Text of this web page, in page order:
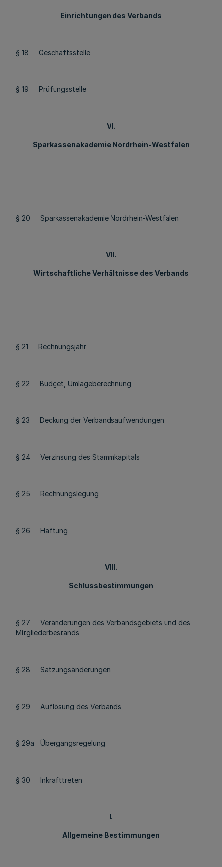
Einrichtungen des Verbands
§ 18 Geschäftsstelle
§ 19 Prüfungsstelle
VI.
Sparkassenakademie Nordrhein-Westfalen
§ 20 Sparkassenakademie Nordrhein-Westfalen
VII.
Wirtschaftliche Verhältnisse des Verbands
§ 21 Rechnungsjahr
§ 22 Budget, Umlageberechnung
§ 23 Deckung der Verbandsaufwendungen
§ 24 Verzinsung des Stammkapitals
§ 25 Rechnungslegung
§ 26 Haftung
VIII.
Schlussbestimmungen
§ 27 Veränderungen des Verbandsgebiets und des
Mitgliederbestands
§ 28 Satzungsänderungen
§ 29 Auflösung des Verbands
§ 29a Übergangsregelung
§ 30 Inkrafttreten
I.
Allgemeine Bestimmungen